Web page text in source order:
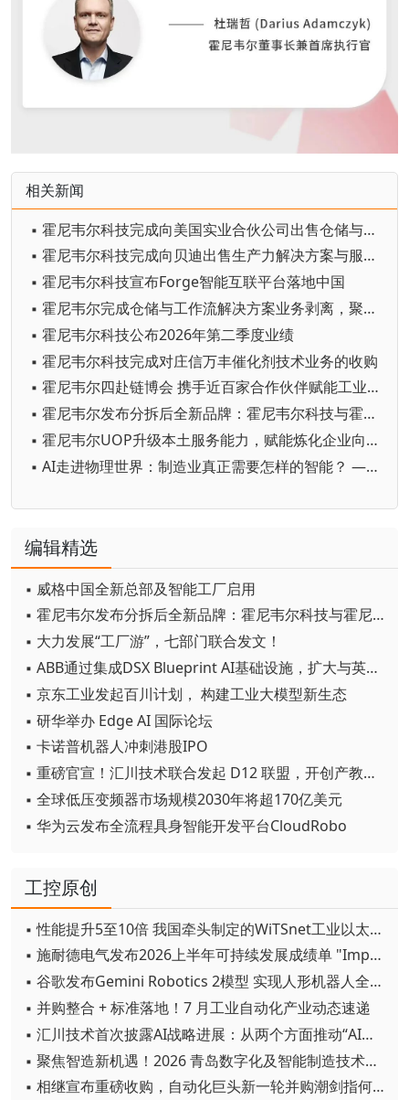
相关新闻
▪ 霍尼韦尔科技完成向美国实业合伙公司出售仓储与工作流解决方案业务
▪ 霍尼韦尔科技完成向贝迪出售生产力解决方案与服务业务
▪ 霍尼韦尔科技宣布Forge智能互联平台落地中国
▪ 霍尼韦尔完成仓储与工作流解决方案业务剥离，聚焦纯自动化战略
▪ 霍尼韦尔科技公布2026年第二季度业绩
▪ 霍尼韦尔科技完成对庄信万丰催化剂技术业务的收购
▪ 霍尼韦尔四赴链博会 携手近百家合作伙伴赋能工业自主化
▪ 霍尼韦尔发布分拆后全新品牌：霍尼韦尔科技与霍尼韦尔航空航天
▪ 霍尼韦尔UOP升级本土服务能力，赋能炼化企业向价值驱动转型
▪ AI走进物理世界：制造业真正需要怎样的智能？ ——霍尼韦尔余锋谈工业智能的本质、边界与实践
编辑精选
▪ 威格中国全新总部及智能工厂启用
▪ 霍尼韦尔发布分拆后全新品牌：霍尼韦尔科技与霍尼韦尔航空航天
▪ 大力发展“工厂游”，七部门联合发文！
▪ ABB通过集成DSX Blueprint AI基础设施，扩大与英伟达的合作
▪ 京东工业发起百川计划， 构建工业大模型新生态
▪ 研华举办 Edge AI 国际论坛
▪ 卡诺普机器人冲刺港股IPO
▪ 重磅官宣！汇川技术联合发起 D12 联盟，开创产教融合新范式
▪ 全球低压变频器市场规模2030年将超170亿美元
▪ 华为云发布全流程具身智能开发平台CloudRobo
工控原创
▪ 性能提升5至10倍 我国牵头制定的WiTSnet工业以太网国际标准正式发布
▪ 施耐德电气发布2026上半年可持续发展成绩单 "Impact 2030"路线图开局稳健
▪ 谷歌发布Gemini Robotics 2模型 实现人形机器人全身智能控制突破
▪ 并购整合 + 标准落地！7 月工业自动化产业动态速递
▪ 汇川技术首次披露AI战略进展：从两个方面推动“AI业务化”落地
▪ 聚焦智造新机遇！2026 青岛数字化及智能制造技术论坛圆满落幕
▪ 相继宣布重磅收购，自动化巨头新一轮并购潮剑指何方？